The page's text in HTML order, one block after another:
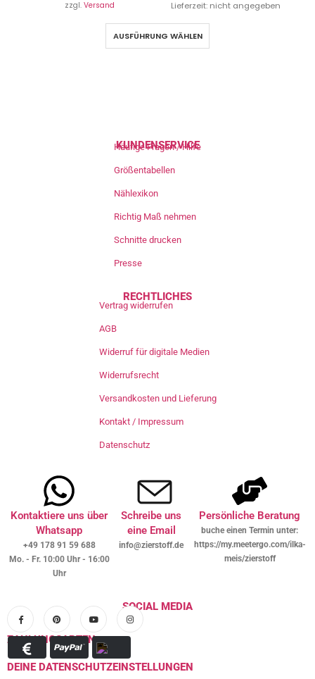
zzgl. Versand Lieferzeit: nicht angegeben
AUSFÜHRUNG WÄHLEN
KUNDENSERVICE
Häufige Fragen / Hilfe
Größentabellen
Nählexikon
Richtig Maß nehmen
Schnitte drucken
Presse
RECHTLICHES
Vertrag widerrufen
AGB
Widerruf für digitale Medien
Widerrufsrecht
Versandkosten und Lieferung
Kontakt / Impressum
Datenschutz
Kontaktiere uns über
Whatsapp
+49 178 91 59 688
Mo. - Fr. 10:00 Uhr - 16:00
Uhr
Schreibe uns
eine Email
info@zierstoff.de
Persönliche Beratung
buche einen Termin unter:
https://my.meetergo.com/ilka-
meis/zierstoff
SOCIAL MEDIA
ZAHLUNGSARTEN
DEINE DATENSCHUTZEINSTELLUNGEN